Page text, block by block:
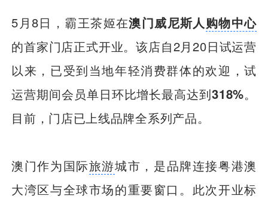
5月8日，霸王茶姬在澳门威尼斯人 购物中心
的首家门店正式开业。该店自2月20日试运营
以来，已受到当地年轻消费群体的欢迎，试
运营期间会员单日环比增长最高达到318%。
目前，门店已上线品牌全系列产品。
澳门作为国际旅游城市，是品牌连接粤港澳
大湾区与全球市场的重要窗口。此次开业标